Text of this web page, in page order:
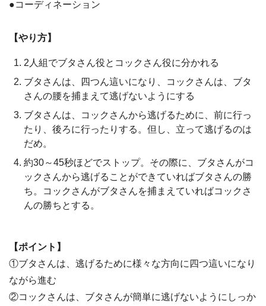
●コーディネーション
【やり方】
2人組でブタさん役とコックさん役に分かれる
ブタさんは、四つん這いになり、コックさんは、ブタ
さんの腰を捕まえて逃げないようにする
ブタさんは、コックさんから逃げるために、前に行っ
たり、後ろに行ったりする。但し、立って逃げるのは
だめ。
約30～45秒ほどでストップ。その際に、ブタさんがコ
ックさんから逃げることができていればブタさんの勝
ち。コックさんがブタさんを捕まえていればコックさ
んの勝ちとする。
【ポイント】
①ブタさんは、逃げるために様々な方向に四つ這いになり
ながら進む
②コックさんは、ブタさんが簡単に逃げないようにしっか